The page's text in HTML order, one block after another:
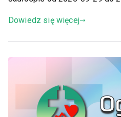
Dowiedz się więcej